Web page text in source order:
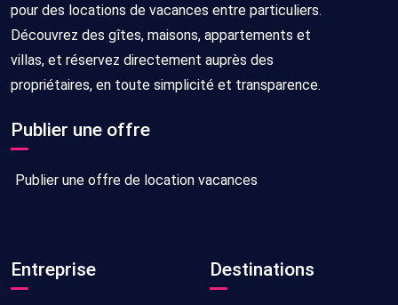
pour des locations de vacances entre particuliers.
Découvrez des gîtes, maisons, appartements et
villas, et réservez directement auprès des
propriétaires, en toute simplicité et transparence.
Publier une offre
Publier une offre de location vacances
Entreprise Destinations